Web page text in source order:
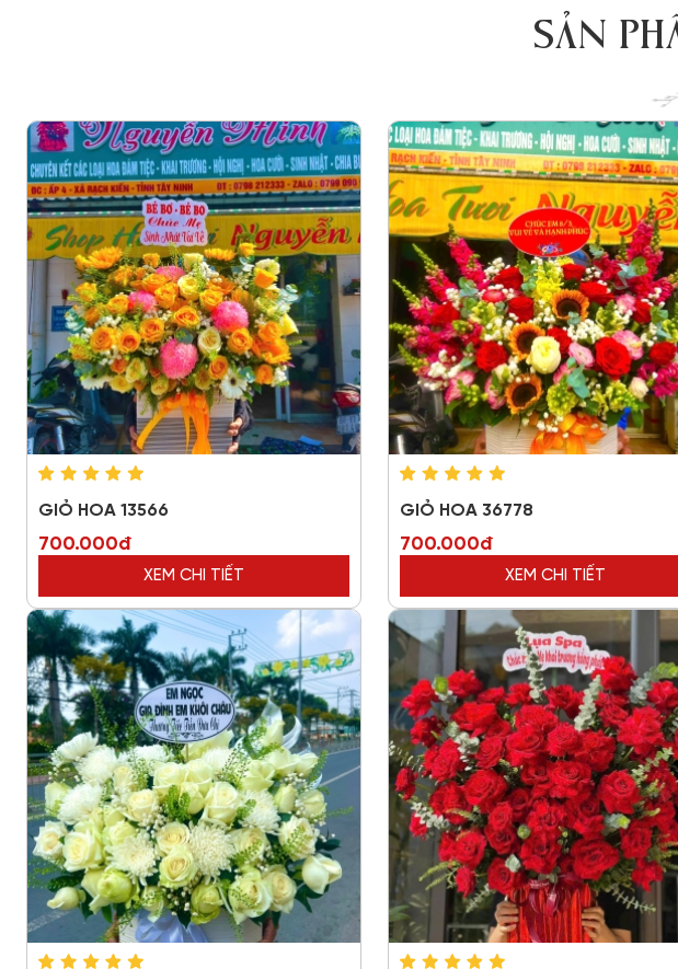
SẢN
GIỎ HOA 13566
700.000đ
XEM CHI TIẾT
GIỎ HOA 36778
700.000đ
XEM CHI TIẾT